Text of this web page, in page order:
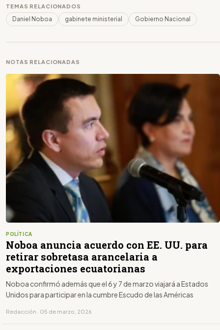
TEMAS RELACIONADOS
Daniel Noboa gabinete ministerial Gobierno Nacional
NOTAS RELACIONADAS
POLÍTICA
Noboa anuncia acuerdo con EE. UU. para
retirar sobretasa arancelaria a
exportaciones ecuatorianas
Noboa confirmó además que el 6 y 7 de marzo viajará a Estados
Unidos para participar en la cumbre Escudo de las Américas
Redacción · 05 de marzo, 2026